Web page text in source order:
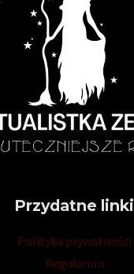
Przydatne linki
Polityka prywatności
Regulamin